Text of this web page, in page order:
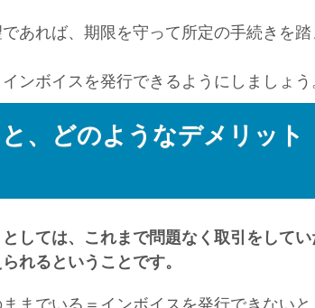
あれば、期限を守って所定の手続きを踏
ンボイスを発行できるようにしましょう
、どのようなデメリット
しては、これまで問題なく取引をしてい
れるということです。
までいる＝インボイスを発行できないと